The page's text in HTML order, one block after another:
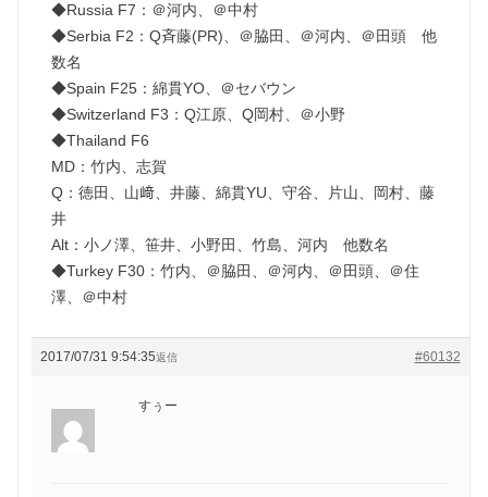
◆Russia F7：＠河内、＠中村
◆Serbia F2：Q斉藤(PR)、＠脇田、＠河内、＠田頭 他
数名
◆Spain F25：綿貫YO、＠セバウン
◆Switzerland F3：Q江原、Q岡村、＠小野
◆Thailand F6
MD：竹内、志賀
Q：徳田、山﨑、井藤、綿貫YU、守谷、片山、岡村、藤
井
Alt：小ノ澤、笹井、小野田、竹島、河内 他数名
◆Turkey F30：竹内、＠脇田、＠河内、＠田頭、＠住
澤、＠中村
2017/07/31 9:54:35 #60132
返信
すぅー